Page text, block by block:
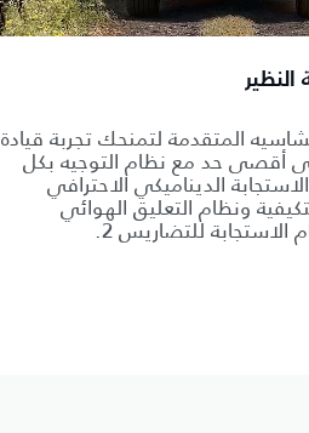
المتقدمة لتمنحك تجربة قيادة
أقصى حد مع نظام التوجيه بكل
الديناميكي الاحترافي
ونظام التعليق الهوائي
الاستجابة للتضاريس 2.